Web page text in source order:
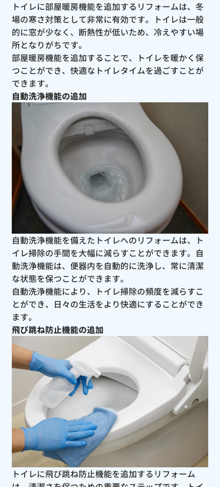
トイレに部屋暖房機能を追加するリフォームは、冬
場の寒さ対策として非常に有効です。トイレは一般
的に窓が少なく、断熱性が低いため、冷えやすい場
所となりがちです。
部屋暖房機能を追加することで、トイレを暖かく保
つことができ、快適なトイレタイムを過ごすことが
できます。
自動洗浄機能の追加
自動洗浄機能を備えたトイレへのリフォームは、ト
イレ掃除の手間を大幅に減らすことができます。自
動洗浄機能は、便器内を自動的に洗浄し、常に清潔
な状態を保つことができます。
自動洗浄機能により、トイレ掃除の頻度を減らすこ
とができ、日々の生活をより快適にすることができ
ます。
飛び跳ね防止機能の追加
トイレに飛び跳ね防止機能を追加するリフォーム